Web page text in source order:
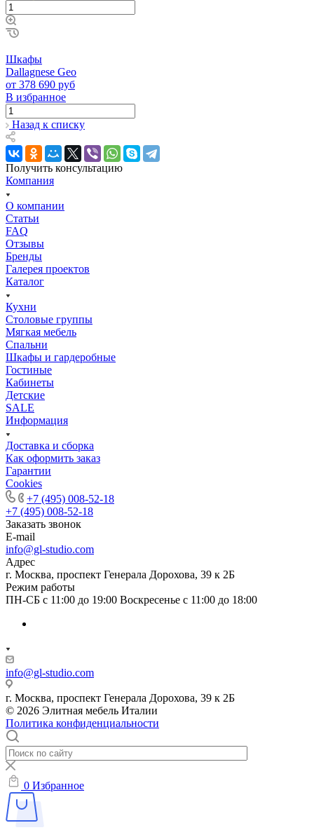
Шкафы
Dallagnese Geo
от 378 690 руб
В избранное
Назад к списку
Получить консультацию
Компания
О компании
Статьи
FAQ
Отзывы
Бренды
Галерея проектов
Каталог
Кухни
Столовые группы
Мягкая мебель
Спальни
Шкафы и гардеробные
Гостиные
Кабинеты
Детские
SALE
Информация
Доставка и сборка
Как оформить заказ
Гapaнтии
Cookies
+7 (495) 008-52-18
+7 (495) 008-52-18
Заказать звонок
E-mail
info@gl-studio.com
Адрес
г. Москва, проспект Генерала Дорохова, 39 к 2Б
Режим работы
ПН-СБ с 11:00 до 19:00 Воскресенье с 11:00 до 18:00
info@gl-studio.com
г. Москва, проспект Генерала Дорохова, 39 к 2Б
© 2026 Элитнaя мeбeль Итaлии
Политика конфиденциальности
0 Избранное